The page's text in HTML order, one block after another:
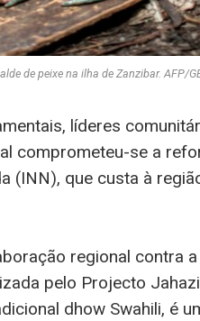
de peixe na ilha de Zanzibar. AFP/
líderes
comprometeu-se a
(INN), que custa à
regional contra
pelo Projecto
dhow Swahili, é